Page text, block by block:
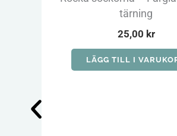
tärning
25,00 kr
LÄGG TILL I